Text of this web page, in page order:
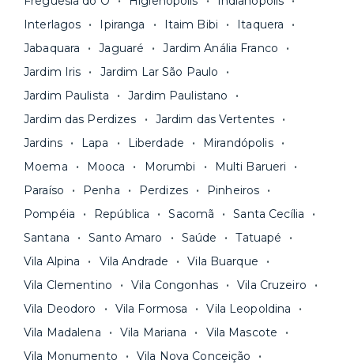
aluguel, em um boleto único. Quer ainda mais
praticidade? Escolha uma unidade com serviços
inclusos e solicite suporte e manutenção para a
nossa equipe via app.
Seja uma mala ou um caminhão de mudança: é
só levar as suas coisas e começar a morar.
A melhor parte é que todo oprocesso de
documentação pelo site da Yuca e assina o
contrato na tela do seu computador ou celular.
Simples, seguro e sem burocracia!
Interlagos
Ipiranga Itaim Bibi
Itaquera
Jabaquara
Jaguaré
Jardim Anália Franco
Jardim Iris
Jardim Lar São Paulo
Jardim Paulista
Jardim Paulistano
Jardim das Perdizes
Jardim das Vertentes
Jardins
Lapa Liberdade
Mirandópolis
Moema
Mooca Morumbi
Multi Barueri
Paraíso
Penha Perdizes
Pinheiros
Pompéia
República Sacomã
Santa Cecília
Santana
Santo Amaro Saúde
Tatuapé
Vila Alpina
Vila Andrade
Vila Buarque
Vila Clementino
Vila Congonhas
Vila Cruzeiro
Vila Deodoro
Vila Formosa
Vila Leopoldina
Vila Madalena
Vila Mariana
Vila Mascote
Vila Monumento
Vila Nova Conceição